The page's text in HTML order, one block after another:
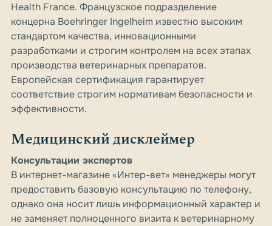
Health France. Французское подразделение
концерна Boehringer Ingelheim известно высоким
стандартом качества, инновационными
разработками и строгим контролем на всех этапах
производства ветеринарных препаратов.
Европейская сертификация гарантирует
соответствие строгим нормативам безопасности и
эффективности.
Медицинский дисклеймер
Консультации экспертов
В интернет-магазине «Интер-вет» менеджеры могут
предоставить базовую консультацию по телефону,
однако она носит лишь информационный характер и
не заменяет полноценного визита к ветеринарному